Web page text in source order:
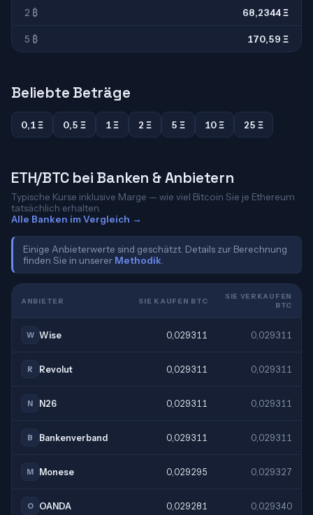
2 ₿ 68,2344 Ξ
5 ₿ 170,59 Ξ
Beliebte Beträge
0,1 Ξ 0,5 Ξ 1 Ξ 2 Ξ 5 Ξ 10 Ξ 25 Ξ
ETH/BTC bei Banken & Anbietern
Typische Kurse inklusive Marge — wie viel Bitcoin Sie je Ethereum
tatsächlich erhalten.
Alle Banken im Vergleich →
Einige Anbieterwerte sind geschätzt. Details zur Berechnung
finden Sie in unserer Methodik
ANBIETER SIE KAUFEN BTC
SIE VERKAUFEN
BTC
W Wise 0,029311 0,029311
R Revolut 0,029311 0,029311
N N26 0,029311 0,029311
B Bankenverband 0,029311 0,029311
M Monese 0,029295 0,029327
O OANDA 0,029281 0,029340